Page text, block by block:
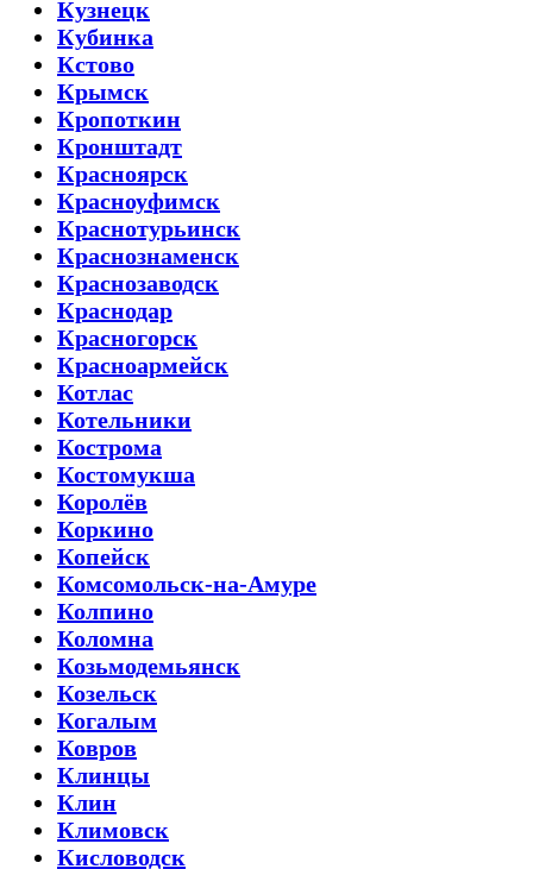
Кузнецк
Кубинка
Кстово
Крымск
Кропоткин
Кронштадт
Красноярск
Красноуфимск
Краснотурьинск
Краснознаменск
Краснозаводск
Краснодар
Красногорск
Красноармейск
Котлас
Котельники
Кострома
Костомукша
Королёв
Коркино
Копейск
Комсомольск-на-Амуре
Колпино
Коломна
Козьмодемьянск
Козельск
Когалым
Ковров
Клинцы
Клин
Климовск
Кисловодск